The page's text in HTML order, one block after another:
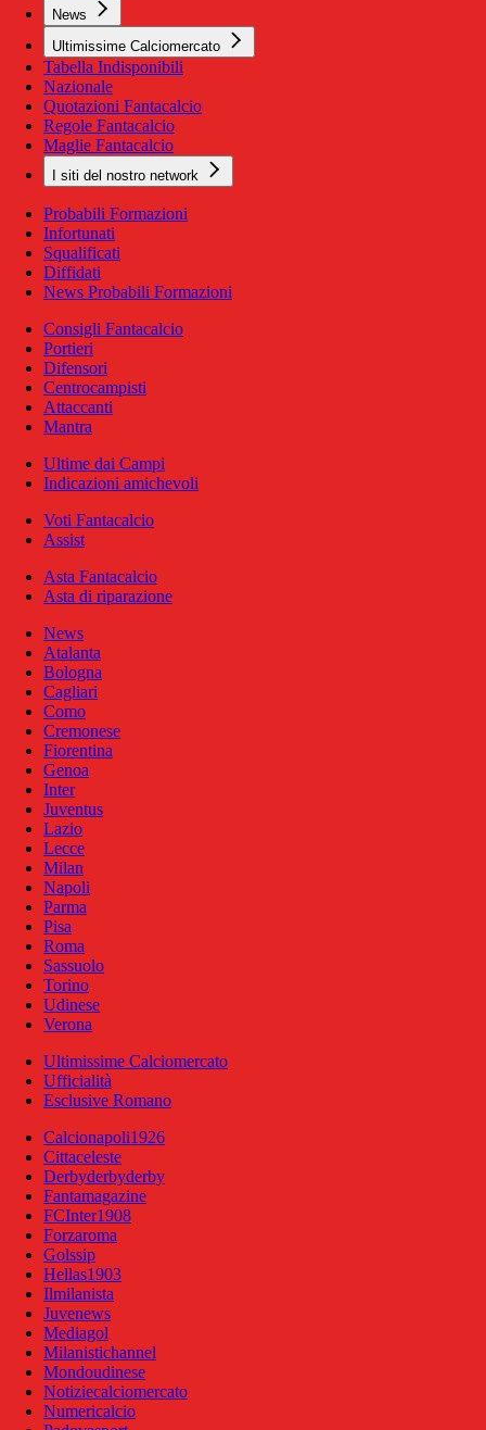
News
Ultimissime Calciomercato
Tabella Indisponibili
Nazionale
Quotazioni Fantacalcio
Regole Fantacalcio
Maglie Fantacalcio
I siti del nostro network
Probabili Formazioni
Infortunati
Squalificati
Diffidati
News Probabili Formazioni
Consigli Fantacalcio
Portieri
Difensori
Centrocampisti
Attaccanti
Mantra
Ultime dai Campi
Indicazioni amichevoli
Voti Fantacalcio
Assist
Asta Fantacalcio
Asta di riparazione
News
Atalanta
Bologna
Cagliari
Como
Cremonese
Fiorentina
Genoa
Inter
Juventus
Lazio
Lecce
Milan
Napoli
Parma
Pisa
Roma
Sassuolo
Torino
Udinese
Verona
Ultimissime Calciomercato
Ufficialità
Esclusive Romano
Calcionapoli1926
Cittaceleste
Derbyderbyderby
Fantamagazine
FCInter1908
Forzaroma
Golssip
Hellas1903
Ilmilanista
Juvenews
Mediagol
Milanistichannel
Mondoudinese
Notiziecalciomercato
Numericalcio